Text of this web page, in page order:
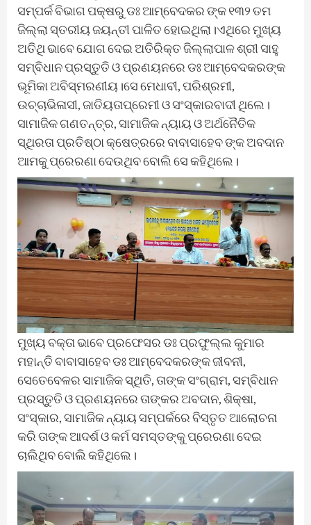
ସମ୍ପର୍କ ବିଭାଗ ପକ୍ଷରୁ ଡଃ ଆମ୍ବେଦକର ଙ୍କ ୧୩୨ ତମ
ଜିଲ୍ଲା ସ୍ତରୀୟ ଜୟନ୍ତୀ ପାଳିତ ହୋଇଥିଲା।ଏଥିରେ ମୁଖ୍ୟ
ଅତିଥି ଭାବେ ଯୋଗ ଦେଇ ଅତିରିକ୍ତ ଜିଲ୍ଲାପାଳ ଶ୍ରୀ ସାହୁ
ସମ୍ବିଧାନ ପ୍ରସ୍ତୁତି ଓ ପ୍ରଣୟନରେ ଡଃ ଆମ୍ବେଦକରଙ୍କ
ଭୂମିକା ଅବିସ୍ମରଣୀୟ।ସେ ମେଧାବୀ, ପରିଶ୍ରମୀ,
ଉଚ୍ଚାଭିଳାସୀ, ଜାତିୟତାପ୍ରେମୀ ଓ ସଂସ୍କାରବାଦୀ ଥିଲେ।
ସାମାଜିକ ଗଣତନ୍ତ୍ର, ସାମାଜିକ ନ୍ୟାୟ ଓ ଅର୍ଥନୈତିକ
ସ୍ଥିରତା ପ୍ରତିଷ୍ଠା କ୍ଷେତ୍ରରେ ବାବାସାହେବ ଙ୍କ ଅବଦାନ
ଆମକୁ ପ୍ରେରଣା ଦେଉଥିବ ବୋଲି ସେ କହିଥିଲେ।
ମୁଖ୍ୟ ବକ୍ତା ଭାବେ ପ୍ରଫେସର ଡଃ ପ୍ରଫୁଲ୍ଲ କୁମାର
ମହାନ୍ତି ବାବାସାହେବ ଡଃ ଆମ୍ବେଦକରଙ୍କ ଜୀବନୀ,
ସେତେବେଳର ସାମାଜିକ ସ୍ଥିତି, ତାଙ୍କ ସଂଗ୍ରାମ, ସମ୍ବିଧାନ
ପ୍ରସ୍ତୁତି ଓ ପ୍ରଣୟନରେ ତାଙ୍କର ଅବଦାନ, ଶିକ୍ଷା,
ସଂସ୍କାର, ସାମାଜିକ ନ୍ୟାୟ ସମ୍ପର୍କରେ ବିସ୍ତୃତ ଆଲୋଚନା
କରି ତାଙ୍କ ଆଦର୍ଶ ଓ କର୍ମ ସମସ୍ତଙ୍କୁ ପ୍ରେରଣା ଦେଇ
ଚାଲିଥିବ ବୋଲି କହିଥିଲେ।